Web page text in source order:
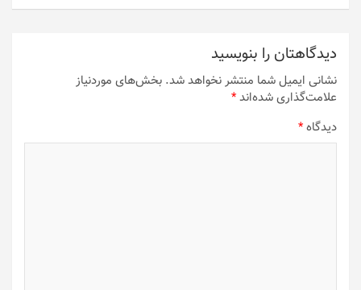
دیدگاهتان را بنویسید
نشانی ایمیل شما منتشر نخواهد شد. بخش‌های موردنیاز
علامت‌گذاری شده‌اند*
دیدگاه*